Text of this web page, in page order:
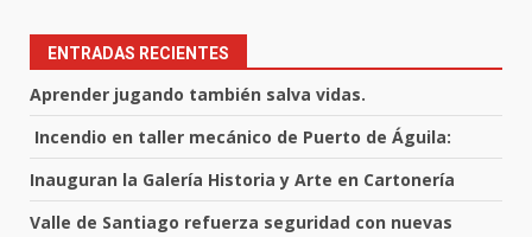
ENTRADAS RECIENTES
Aprender jugando también salva vidas.
Incendio en taller mecánico de Puerto de Águila:
Inauguran la Galería Historia y Arte en Cartonería
Valle de Santiago refuerza seguridad con nuevas